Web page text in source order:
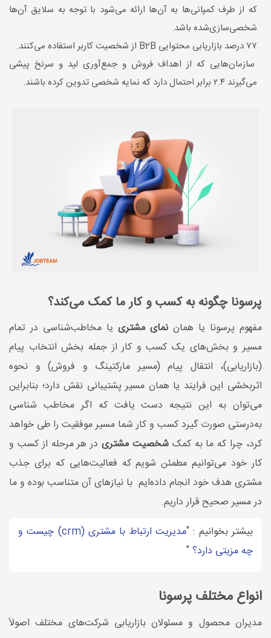
که از طرف کمپانی‌ها به آن‌ها ارائه می‌شود با توجه ‌به سلایق آن‌ها
شخصی‌سازی‌شده باشد.
۷۷ درصد بازاریابی محتوایی B2B از شخصیت کاربر استفاده می‌کنند.
سازمان‌هایی که از اهداف فروش و جمع‌آوری لید و سرنخ پیشی
می‌گیرند ۲.۴ برابر احتمال دارد که نمایه شخصی تدوین کرده باشند.
پرسونا چگونه به کسب‌ و کار ما کمک می‌کند؟
مفهوم پرسونا یا همان نمای مشتری یا مخاطب‌شناسی در تمام
مسیر و بخش‌های یک کسب‌ و کار از جمله بخش انتخاب پیام
(بازاریابی)، انتقال پیام (مسیر مارکتینگ و فروش) و نحوه
اثربخشی این فرایند یا همان مسیر پشتیبانی نقش دارد؛ بنابراین
می‌توان به این نتیجه دست‌ یافت که اگر مخاطب ‌شناسی
به‌درستی صورت گیرد کسب ‌و کار شما مسیر موفقیت را طی خواهد
کرد، چرا که ما به کمکشخصیت مشتریدر هر مرحله از کسب ‌و
کار خود می‌توانیم مطمئن شویم که فعالیت‌هایی که برای جذب
مشتری هدف خود انجام داده‌ایم با نیازهای آن متناسب بوده و ما
در مسیر صحیح قرار داریم.
بیشتر بخوانیم : "
مدیریت ارتباط با مشتری (crm) چیست و
چه مزیتی دارد؟ "
انواع مختلف پرسونا
مدیران محصول و مسئولان بازاریابی شرکت‌های مختلف اصولاً